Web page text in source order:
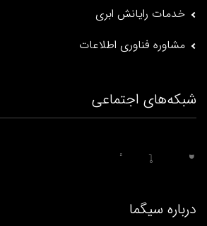
خدمات رایانش ابری
مشاوره فناوری اطلاعات
شبکه‌های اجتماعی
درباره سیگما